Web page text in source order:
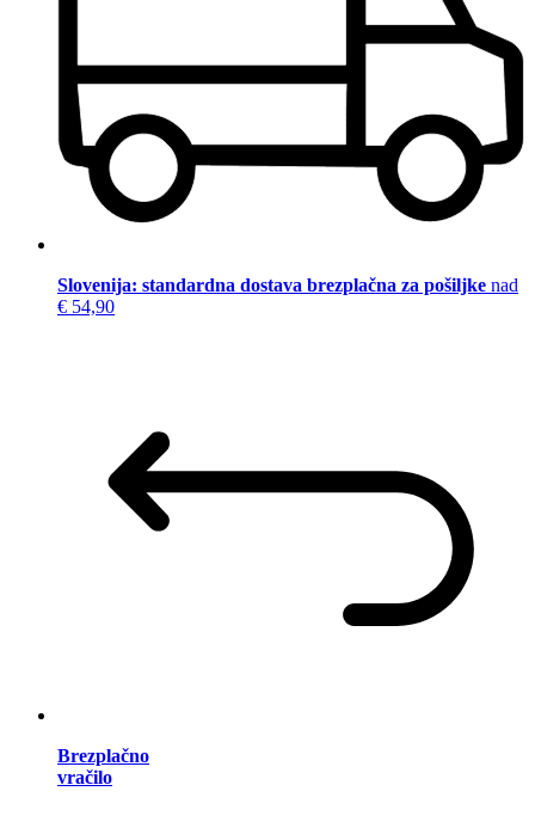
Slovenija: standardna dostava brezplačna za pošiljke nad
€ 54,90
Brezplačno
vračilo